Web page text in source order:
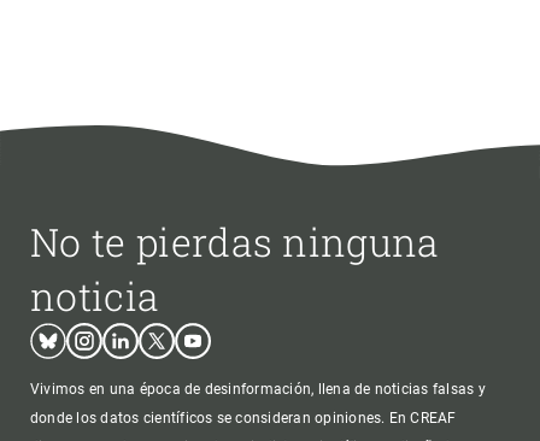
No te pierdas ninguna
noticia
BlueskyInstagram
LinkedinTwitterYoutube
Vivimos en una época de desinformación, llena de noticias falsas y
donde los datos científicos se consideran opiniones. En CREAF